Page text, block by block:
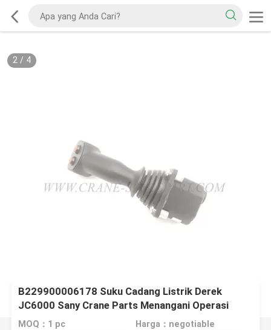
2/ 4
B229900006178 Suku Cadang Listrik Derek
JC6000 Sany Crane Parts Menangani Operasi
MOQ：1 pc Harga：negotiable